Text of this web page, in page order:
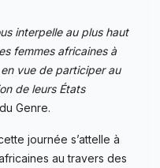
interpelle au plus haut
femmes africaines à
vue de participer au
de leurs États
Genre.
journée s’attelle à
au travers des